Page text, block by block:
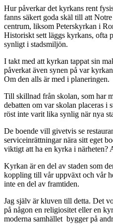
Hur påverkar det kyrkans rent
fanns säkert goda skäl till att
centrum, liksom Peterskyrkan i
Historiskt sett läggs kyrkans, ofta
synligt i stadsmiljön.
I takt med att kyrkan tappat sin
påverkat även synen på var
Om den alls är med i planeringen.
Till skillnad från skolan, som har
debatten om var skolan placeras i
röst inte varit lika synlig när nya
De boende vill givetvis se
serviceinrättningar nära sitt eget
viktigt att ha en kyrka i närheten?
Kyrkan är en del av staden som
koppling till vår uppväxt och vår
inte en del av framtiden.
Jag själv är kluven till detta. Det
på någon en religiositet eller en
moderna samhället bygger på